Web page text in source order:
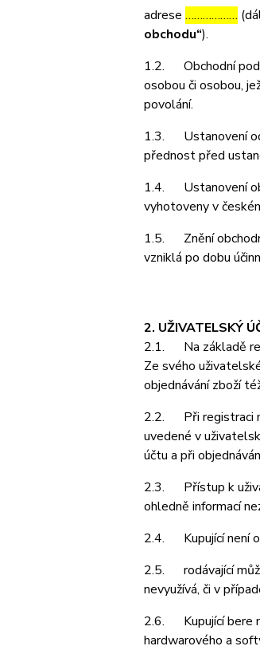
adrese ………………
obchodu“).
1.2. Obchodní
osobou či osobou,
povolání.
1.3. Ustanovení
přednost před
1.4. Ustanovení
vyhotoveny v
1.5. Znění
vzniklá po dobu
2. UŽIVATELSKÝ
2.1. Na základě
Ze svého
objednávání zboží
2.2. Při registraci
uvedené v
účtu a při
2.3. Přístup k
ohledně informací
2.4. Kupující není
2.5. rodávající
nevyužívá, či v
2.6. Kupující bere
hardwarového a